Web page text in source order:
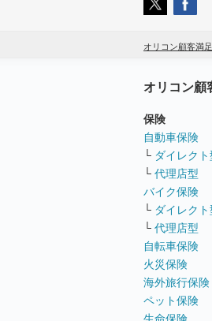
オリコン顧客満
オリコン顧
保険
自動車保険
└ ダイレクト
└ 代理店型
バイク保険
└ ダイレクト
└ 代理店型
自転車保険
火災保険
海外旅行保険
ペット保険